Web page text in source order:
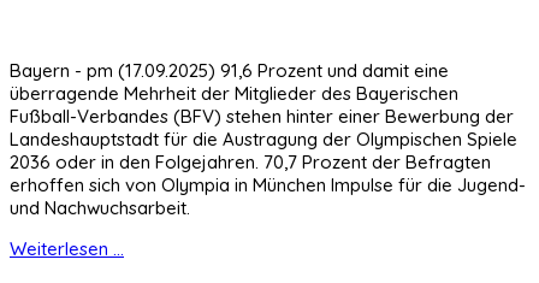
Bayern - pm (17.09.2025) 91,6 Prozent und damit eine
überragende Mehrheit der Mitglieder des Bayerischen
Fußball-Verbandes (BFV) stehen hinter einer Bewerbung der
Landeshauptstadt für die Austragung der Olympischen Spiele
2036 oder in den Folgejahren. 70,7 Prozent der Befragten
erhoffen sich von Olympia in München Impulse für die Jugend-
und Nachwuchsarbeit.
Weiterlesen ...